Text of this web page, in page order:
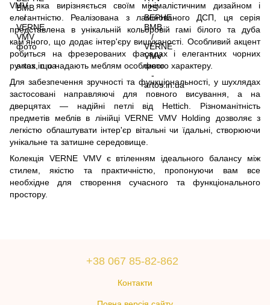
VMV, яка вирізняється своїм мінімалістичним дизайном і
елегантністю. Реалізована з ламінованого ДСП, ця серія
представлена в унікальній кольоровій гамі білого та дуба
кам'яного, що додає інтер'єру вишуканості. Особливий акцент
робиться на фрезерованих фасадах і елегантних чорних
ручках, що надають меблям особливого характеру.
Для забезпечення зручності та функціональності, у шухлядах
застосовані направляючі для повного висування, а на
дверцятах — надійні петлі від Hettich. Різноманітність
предметів меблів в лінійці VERNE VMV Holding дозволяє з
легкістю облаштувати інтер'єр вітальні чи їдальні, створюючи
унікальне та затишне середовище.
Колекція VERNE VMV є втіленням ідеального балансу між
стилем, якістю та практичністю, пропонуючи вам все
необхідне для створення сучасного та функціонального
простору.
+38 067 85-82-862
Контакти